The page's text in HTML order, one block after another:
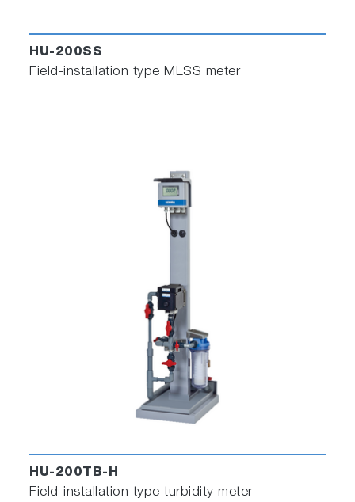
HU-200SS
Field-installation type MLSS meter
HU-200TB-H
Field-installation type turbidity meter